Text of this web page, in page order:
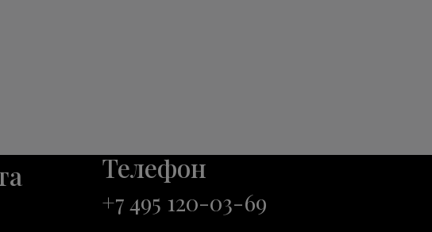
Телефон
+7 495 120-03-69